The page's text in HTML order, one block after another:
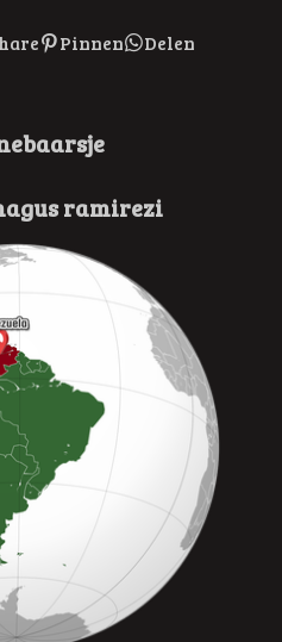
Pinnen Delen
ramirezi